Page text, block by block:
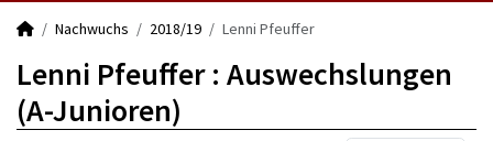
Nachwuchs 2018/19 Lenni Pfeuffer
Lenni Pfeuffer : Auswechslungen
(A-Junioren)